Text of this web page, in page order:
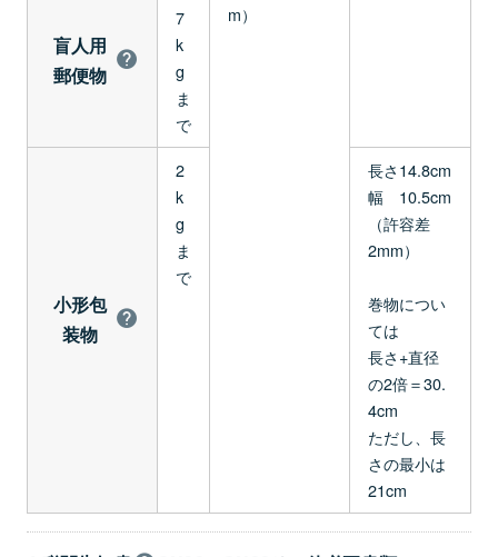
m）
盲人用
郵便物
7
k
g
ま
で
小形包
装物
2
k
g
ま
で
長さ14.8cm
幅 10.5cm
（許容差
2mm）
巻物につい
ては
長さ+直径
の2倍＝30.
4cm
ただし、長
さの最小は
21cm